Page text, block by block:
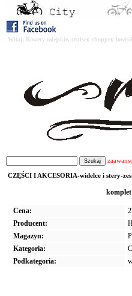
Witaj. Rowery miejskie, cruiser, chopper,
CZĘŚCI I AKCESORIA-widelce i stery-
Cena:
Producent:
Magazyn:
Kategoria:
Podkategoria: